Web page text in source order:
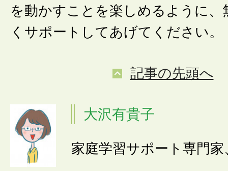
を動かすことを楽しめるように、
くサポートしてあげてください。
記事の先頭へ
大沢有貴子
家庭学習サポート専門